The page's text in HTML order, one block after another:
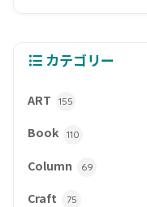
カテゴリー
ART 155
Book 110
Column 69
Craft 75